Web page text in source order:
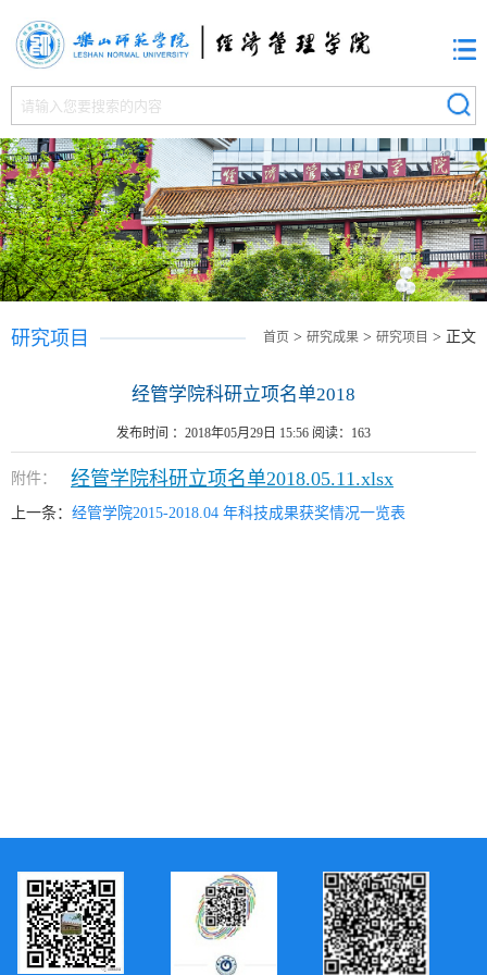
首页 > 研究成果 > 研究项目 > 正文
研究项目
经管学院科研立项名单2018
发布时间 ：2018年05月29日 15:56 阅读： 163
附件： 经管学院科研立项名单2018.05.11.xlsx
上一条： 经管学院2015-2018.04 年科技成果获奖情况一览表